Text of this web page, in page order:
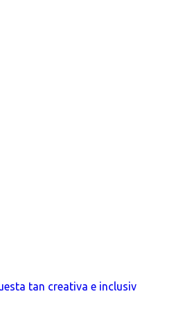
tan creativa e inclusiv